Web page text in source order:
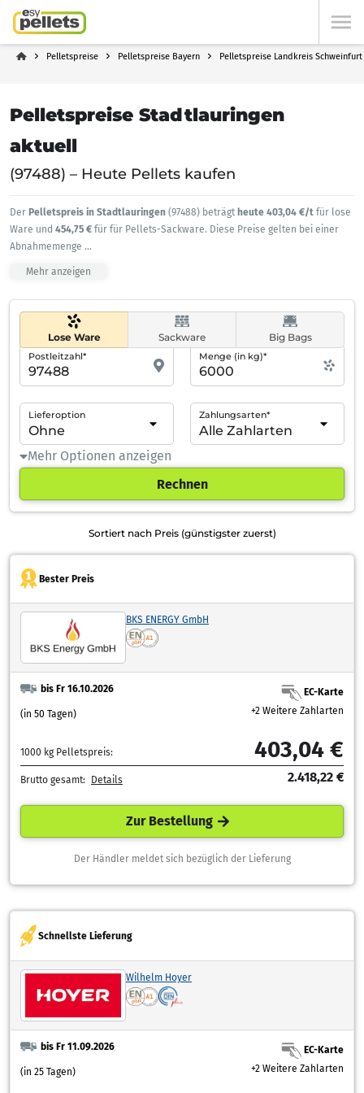
Pelletspreise Pelletspreise Bayern Pelletspreise Landkreis Schweinfurt
Pelletspreise Stadtlauringen
aktuell
(97488) – Heute Pellets kaufen
Der Pelletspreis in Stadtlauringen (97488) beträgt heute 403,04 €/t für lose
Ware und 454,75 € für für Pellets-Sackware. Diese Preise gelten bei einer
Abnahmemenge ...
Mehr anzeigen
Lose Ware Sackware Big Bags
Postleitzahl* Menge (in kg)*
Lieferoption Zahlungsarten*
Mehr Optionen anzeigen
Rechnen
Sortiert nach Preis (günstigster zuerst)
Bester Preis
BKS ENERGY GmbH
bis Fr 16.10.2026
(in 50 Tagen)
EC-Karte
+2 Weitere Zahlarten
1000 kg Pelletspreis: 403,04 €
Brutto gesamt: Details 2.418,22 €
Zur Bestellung
Der Händler meldet sich bezüglich der Lieferung
Schnellste Lieferung
Wilhelm Hoyer
bis Fr 11.09.2026
(in 25 Tagen)
EC-Karte
+2 Weitere Zahlarten